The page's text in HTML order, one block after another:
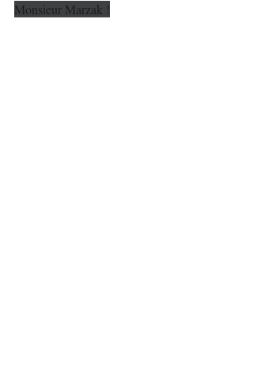
Monsieur Marzak !